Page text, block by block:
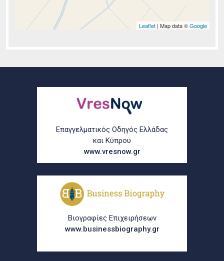
Leaflet | Map data ©Google
Επαγγελματικός Οδηγός Ελλάδας
και Κύπρου
www.vresnow.gr
Βιογραφίες Επιχειρήσεων
www.businessbiography.gr